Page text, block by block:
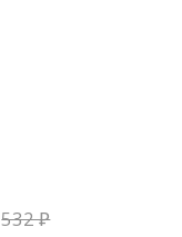
532₽